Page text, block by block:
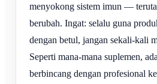
menyokong sistem imun —
berubah. Ingat: selalu guna
dengan betul, jangan sekali-kali
Seperti mana-mana suplemen,
berbincang dengan profesional